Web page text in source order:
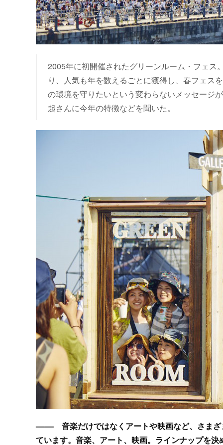
2005年に初開催されたグリーンルーム・フェス
り、人気も年を数えるごとに獲得し、春フェス
の環境を守りたいという変わらないメッセージ
起さんに今年の特徴などを聞いた。
–––– 音楽だけではなくアートや映画など、さま
ています。音楽、アート、映画。ラインナップを